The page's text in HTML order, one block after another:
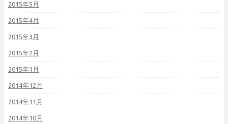
2015年5月
2015年4月
2015年3月
2015年2月
2015年1月
2014年12月
2014年11月
2014年10月